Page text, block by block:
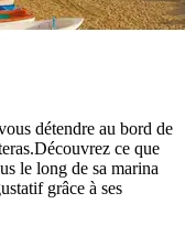
détendre au bord de
ce que
le long de sa marina
grâce à ses